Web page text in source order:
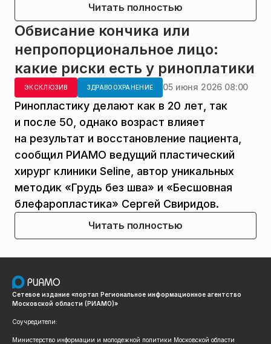
Читать полностью
Обвисание кончика или
непропорциональное лицо:
какие риски есть у риноплатики
ЭКСКЛЮЗИВ ЗДРАВООХРАНЕНИЕ 05 июня 2026 08:00
Ринопластику делают как в 20 лет, так
и после 50, однако возраст влияет
на результат и восстановление пациента,
сообщил РИАМО ведущий пластический
хирург клиники Seline, автор уникальных
методик «Грудь без шва» и «Бесшовная
блефаропластика» Сергей Свиридов.
Читать полностью
Сетевое издание «портал Региональное информационное агентство
Московской области (РИАМО)»
Соучредители:
Министерство информации и молодежной политики Московской области